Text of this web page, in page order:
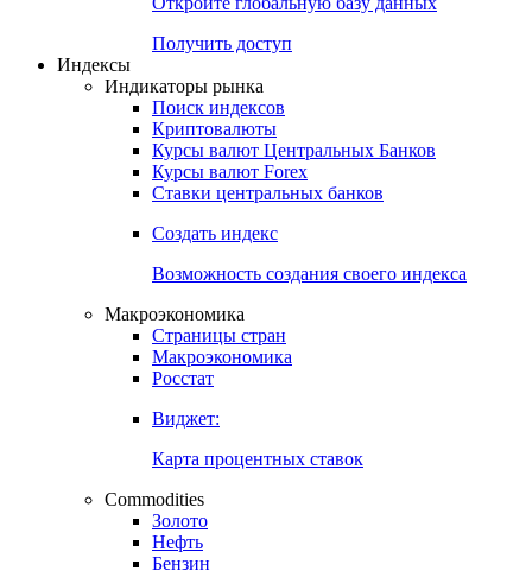
Получить доступ
Индексы
Индикаторы рынка
Поиск индексов
Криптовалюты
Курсы валют Центральных Банков
Курсы валют Forex
Ставки центральных банков
Создать индекс
Возможность создания своего индекса
Макроэкономика
Страницы стран
Макроэкономика
Росстат
Виджет:
Карта процентных ставок
Commodities
Золото
Нефть
Бензин